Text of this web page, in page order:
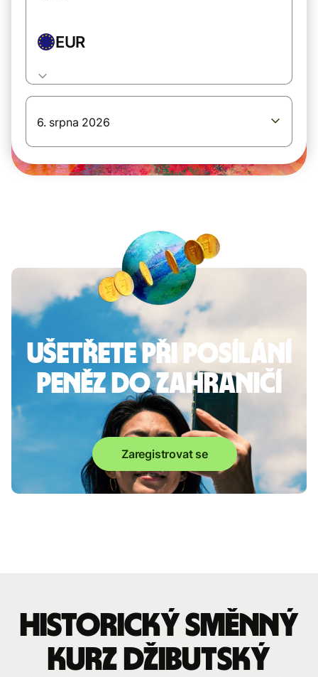
EUR
6. srpna 2026
Ušetřete při posílání
peněz do zahraničí
Zaregistrovat se
Historický směnný
kurz džibutský